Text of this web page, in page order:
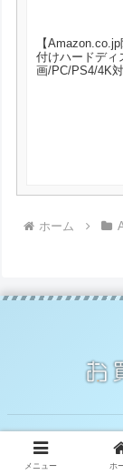
【
付けハードディ
画/PC/PS4/4K
ホーム
メニュー ホ